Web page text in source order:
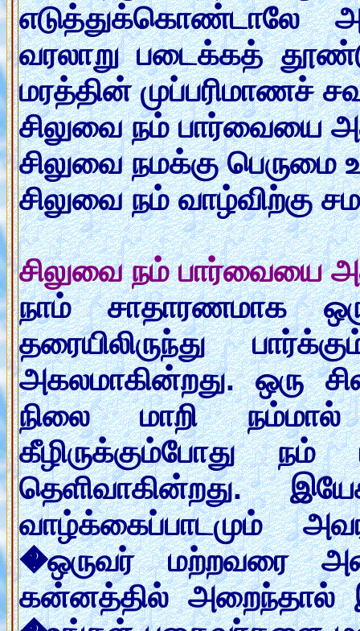
எடுத்துக்கொண்டாலே
வரலாறு படைக்கத்
மரத்தின் முப்பரிமாணச்
சிலுவை நம் பார்வையை
சிலுவை நமக்கு
சிலுவை நம் வாழ்விற்கு
சிலுவை நம் பார்வையை
நாம் சாதாரணமாக
தரையிலிருந்து
அகலமாகின்றது. ஒரு
நிலை மாறி நம்மால்
கீழிருக்கும்போது
தெளிவாகின்றது.
வாழ்க்கைப்பாடமும்
�ஒருவர் மற்றவரை
கன்னத்தில் அறைந்தால்